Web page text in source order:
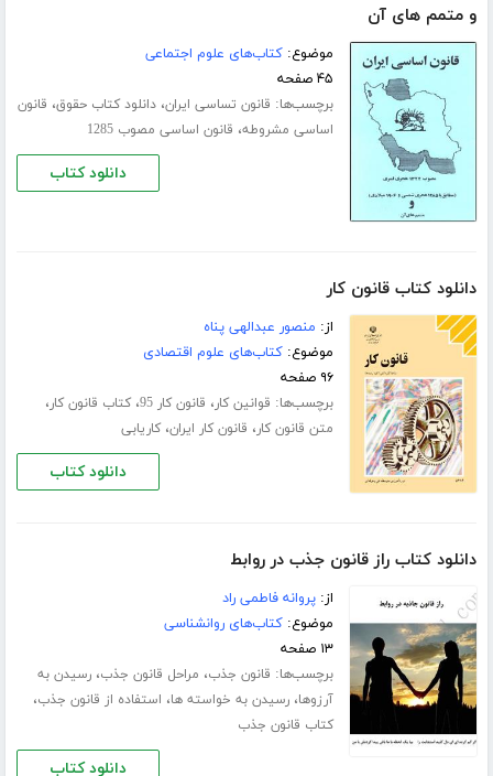
و متمم های آن
موضوع:کتاب‌های علوم اجتماعی
۴۵ صفحه
برچسب‌ها: قانون تساسی ایران،دانلود کتاب حقوق، قانون
اساسی مشروطه، قانون اساسی مصوب 1285
دانلود کتاب
دانلود کتاب قانون کار
از: منصور عبدالهی پناه
موضوع:کتاب‌های علوم اقتصادی
۹۶ صفحه
برچسب‌ها: قوانین کار، قانون کار 95 ،کتاب قانون کار،
متن قانون کار، قانون کار ایران،کاریابی
دانلود کتاب
دانلود کتاب راز قانون جذب در روابط
از:پروانه فاطمی راد
موضوع:کتاب‌های روانشناسی
۱۳ صفحه
برچسب‌ها: قانون جذب، مراحل قانون جذب،رسیدن به
آرزوها،رسیدن به خواسته ها، استفاده از قانون جذب،
کتاب قانون جذب
دانلود کتاب